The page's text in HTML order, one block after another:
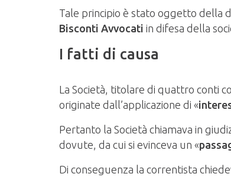
Tale principio è stato oggetto della
Bisconti Avvocati in difesa della
I fatti di causa
La Società, titolare di quattro conti
originate dall’applicazione di «
Pertanto la Società chiamava in
dovute, da cui si evinceva un «
Di conseguenza la correntista